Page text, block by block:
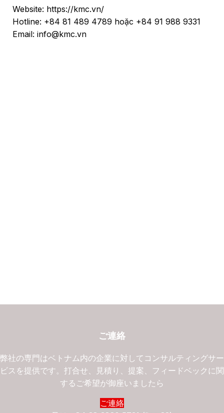
Website: https://kmc.vn/
Hotline: +84 81 489 4789 hoặc +84 91 988 9331
Email: info@kmc.vn
ご連絡
弊社の専門はベトナム内の企業に対してコンサルティングサー
ビスを提供です。打合せ、見積り、提案、フィードベックに関
するご希望が御座いましたら
ご連絡